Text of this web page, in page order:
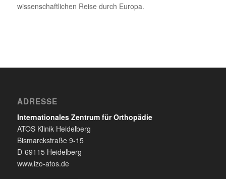
wissenschaftlichen Reise durch Europa.
ADRESSE
Internationales Zentrum für Orthopädie
ATOS Klinik Heidelberg
Bismarckstraße 9-15
D-69115 Heidelberg
www.izo-atos.de